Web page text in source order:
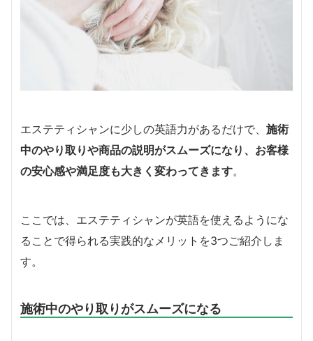
エステティシャンに少しの英語力があるだけで、 施術
中のやり取りや商品の説明がスムーズになり、お客様
の安心感や満足度も大きく変わってきます。
ここでは、エステティシャンが英語を使えるようにな
ることで得られる実践的なメリットを3つご紹介しま
す。
施術中のやり取りがスムーズになる